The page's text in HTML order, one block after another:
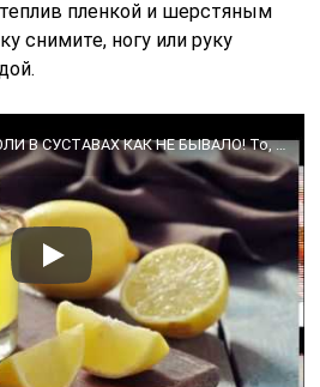
пленкой и шерстяным
снимите, ногу или руку
Один лимон в день — и БОЛИ В СУСТАВАХ КАК НЕ БЫВАЛО! То, что от нас скрывают врачи!